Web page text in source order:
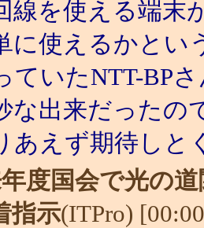
を使える端末
に使えるかとい
ていたNTT-BP
な出来だったの
あえず期待しと
度国会で光の
指示(ITPro)